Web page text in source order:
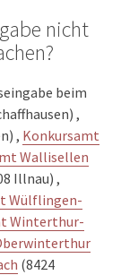
nicht
beim
,
, Konkursamt
Wallisellen
Illnau) ,
Wülflingen-
Winterthur-
(8424